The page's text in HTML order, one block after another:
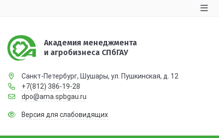
Академия менеджмента
и агробизнеса СПбГАУ
Санкт-Петербург, Шушары, ул. Пушкинская, д. 12
+7(812) 386-19-28
dpo@ama.spbgau.ru
Версия для слабовидящих